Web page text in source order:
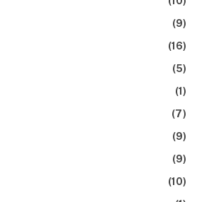
(9)
(16)
(5)
(1)
(7)
(9)
(9)
(10)